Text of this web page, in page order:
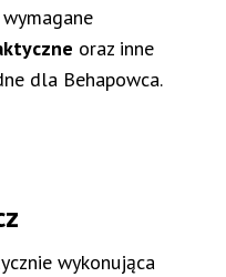
wymagane
oraz inne
dla Behapowca.
wykonująca